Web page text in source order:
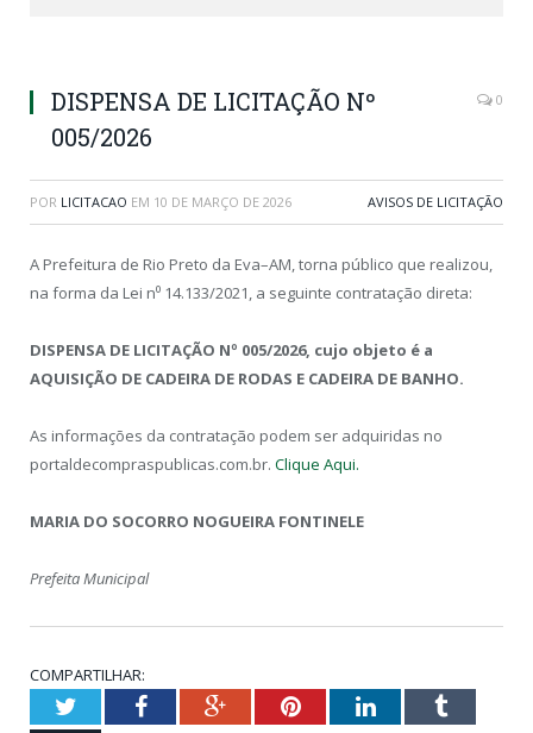
DISPENSA DE LICITAÇÃO Nº
005/2026
0
POR LICITACAO EM 10 DE MARÇO DE 2026 AVISOS DE LICITAÇÃO
A Prefeitura de Rio Preto da Eva–AM, torna público que realizou,
na forma da Lei n⁰ 14.133/2021, a seguinte contratação direta:
DISPENSA DE LICITAÇÃO Nº 005/2026, cujo objeto é a
AQUISIÇÃO DE CADEIRA DE RODAS E CADEIRA DE BANHO.
As informações da contratação podem ser adquiridas no
portaldecompraspublicas.com.br. Clique Aqui.
MARIA DO SOCORRO NOGUEIRA FONTINELE
Prefeita Municipal
COMPARTILHAR:
TwitterFacebookGoogle+PinterestLinkedInTumblr